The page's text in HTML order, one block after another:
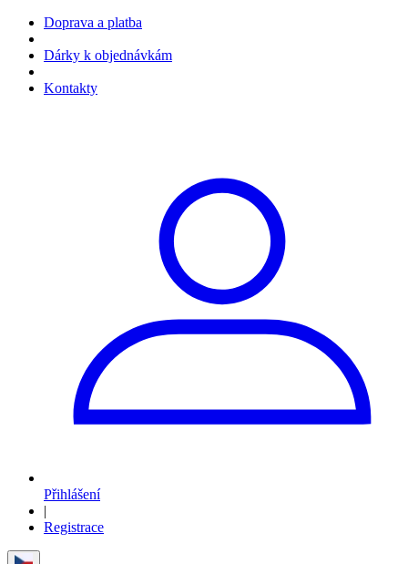
Doprava a platba
Dárky k objednávkám
Kontakty
Přihlášení
|
Registrace